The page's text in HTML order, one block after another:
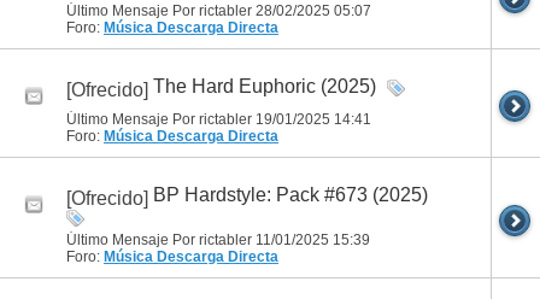
Último Mensaje Por rictabler 28/02/2025 05:07
Foro: Música Descarga Directa
[Ofrecido] The Hard Euphoric (2025)
Último Mensaje Por rictabler 19/01/2025 14:41
Foro: Música Descarga Directa
[Ofrecido] BP Hardstyle: Pack #673 (2025)
Último Mensaje Por rictabler 11/01/2025 15:39
Foro: Música Descarga Directa